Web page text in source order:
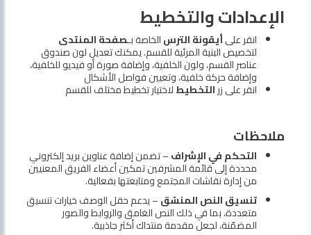
الإعدادات والتخطيط
انقر علىأيقونة الترسالخاصة بـصفحة المنتدى
لتخصيص البنية المرئية للقسم. يمكنك تعديل لون صندوق
عناصر القسم، ولون الخلفية، وإضافة صورة أو فيديو للخلفية،
وإضافة حركة خلفية، وتعيين فواصل الأشكال
انقر على زرالتخطيطلاختيار تخطيط مختلف للقسم
ملاحظات
التحكم في الإشراف– تضمن إضافة عناوين بريد إلكتروني
محددة إلى قائمة المشرفين تمكين أعضاء الفريق المعنيين
من إدارة نقاشات المجتمع ومتابعتها بفعالية.
تنسيق النص المنسّق– يدعم حقل الوصف خيارات تنسيق
متعددة، بما في ذلك النص الغامق والروابط والصور
المضمّنة، لجعل مقدمة منتداك أكثر جاذبية.